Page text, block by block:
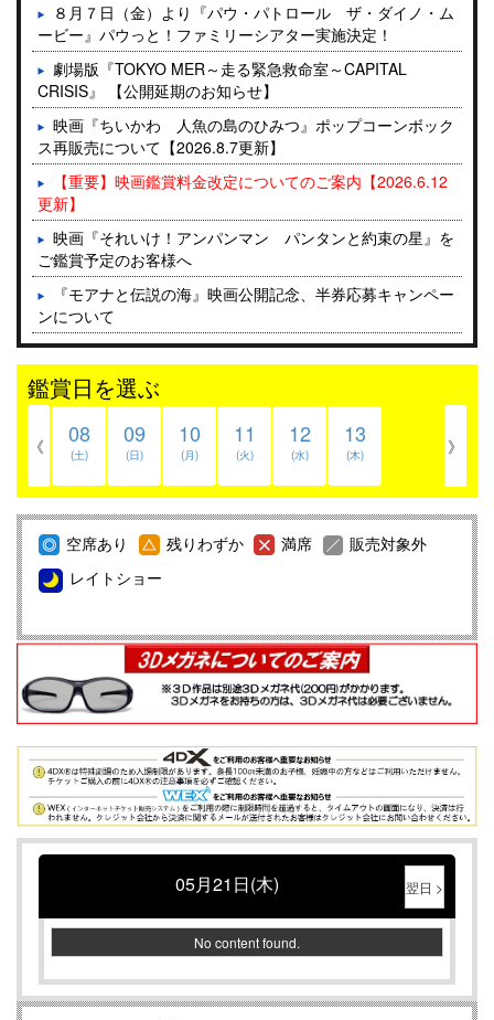
８月７日（金）より『パウ・パトロール ザ・ダイノ・ム
ービー』パウっと！ファミリーシアター実施決定！
劇場版『TOKYO MER～走る緊急救命室～CAPITAL
CRISIS』 【公開延期のお知らせ】
映画『ちいかわ 人魚の島のひみつ』ポップコーンボック
ス再販売について【2026.8.7更新】
【重要】映画鑑賞料金改定についてのご案内【2026.6.12
更新】
映画『それいけ！アンパンマン パンタンと約束の星』を
ご鑑賞予定のお客様へ
『モアナと伝説の海』映画公開記念、半券応募キャンペー
ンについて
シアター9上映作品をご鑑賞予定のお客様へ
4DX作品の効果について
更新】
入場者プレゼントのお知らせ
WEXご購入メールが届かない件について
公式X（旧Twitter）のご案内
【重要】4DX初体験の方は必ずこちらのページをお読みく
映画館のマナーについて
鑑賞日を選ぶ
《 08
(土)
09
(日)
10
(月)
11
(火)
12
(水)
13
(木) 》
空席あり 残りわずか 満席
販売対象外
レイトショー
05月21日(木) 翌日 >
No content found.